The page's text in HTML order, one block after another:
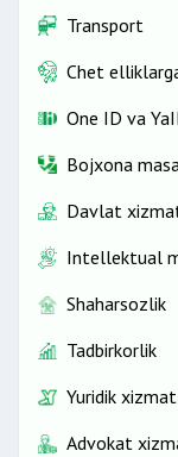
Transport
Chet
One ID vа
Bojxona
Davlat
Intellektual
Shaharsozlik
Tadbirkorlik
Yuridik
Advokat